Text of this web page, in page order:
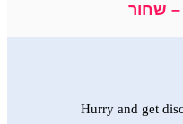
Hurry and get